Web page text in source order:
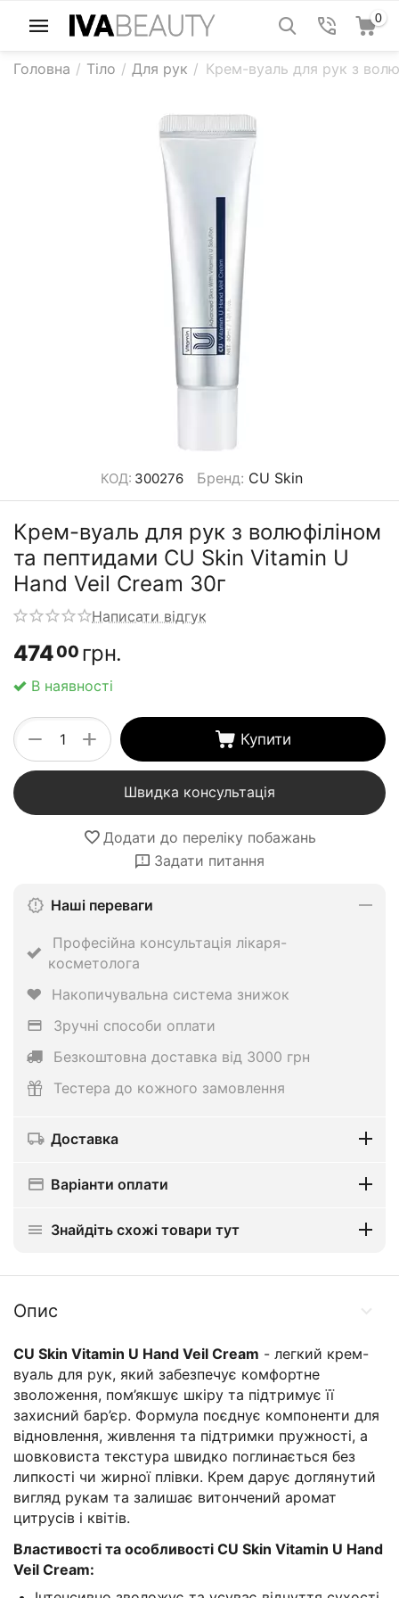
0
Головна / Тіло / Для рук / Крем-вуаль для рук з
КОД: 300276 Бренд: CU Skin
Крем-вуаль для рук з волюфіліном
та пептидами CU Skin Vitamin U
Hand Veil Cream 30г
Написати відгук
47400 грн.
В наявності
+
− Купити
Швидка консультація
Додати до переліку побажань
Задати питання
Наші переваги
Професійна консультація лікаря-
косметолога
Накопичувальна система знижок
Зручні способи оплати
Безкоштовна доставка від 3000 грн
Тестера до кожного замовлення
Доставка
Варіанти оплати
Знайдіть схожі товари тут
Опис
CU Skin Vitamin U Hand Veil Cream - легкий крем-
вуаль для рук, який забезпечує комфортне
зволоження, пом’якшує шкіру та підтримує її
захисний бар’єр. Формула поєднує компоненти для
відновлення, живлення та підтримки пружності, а
шовковиста текстура швидко поглинається без
липкості чи жирної плівки. Крем дарує доглянутий
вигляд рукам та залишає витончений аромат
цитрусів і квітів.
Властивості та особливості CU Skin Vitamin U Hand
Veil Cream: